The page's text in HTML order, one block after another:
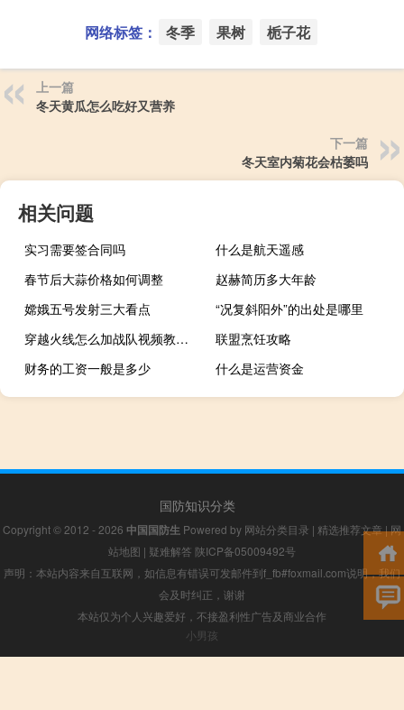
网络标签： 冬季 果树 栀子花
上一篇
冬天黄瓜怎么吃好又营养
下一篇
冬天室内菊花会枯萎吗
相关问题
实习需要签合同吗
什么是航天遥感
春节后大蒜价格如何调整
赵赫简历多大年龄
嫦娥五号发射三大看点
“况复斜阳外”的出处是哪里
穿越火线怎么加战队视频教程（穿越火线怎么加战队）
联盟烹饪攻略
财务的工资一般是多少
什么是运营资金
国防知识分类
Copyright © 2012 - 2026 中国国防生 Powered by 网站分类目录 | 精选推荐文章|网
站地图 | 疑难解答 陕ICP备05009492号
声明：本站内容来自互联网，如信息有错误可发邮件到f_fb#foxmail.com说明，我们
会及时纠正，谢谢
本站仅为个人兴趣爱好，不接盈利性广告及商业合作
小男孩